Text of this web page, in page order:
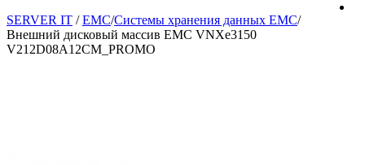
SERVER IT / EMC/Системы хранения данных EMC/
Внешний дисковый массив EMC VNXe3150
V212D08A12CM_PROMO